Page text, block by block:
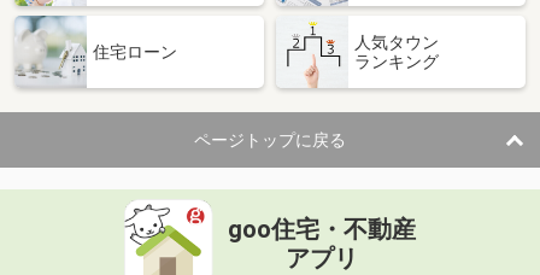
住宅ローン
人気タウン
ランキング
ページトップに戻る
goo住宅・不動産
アプリ